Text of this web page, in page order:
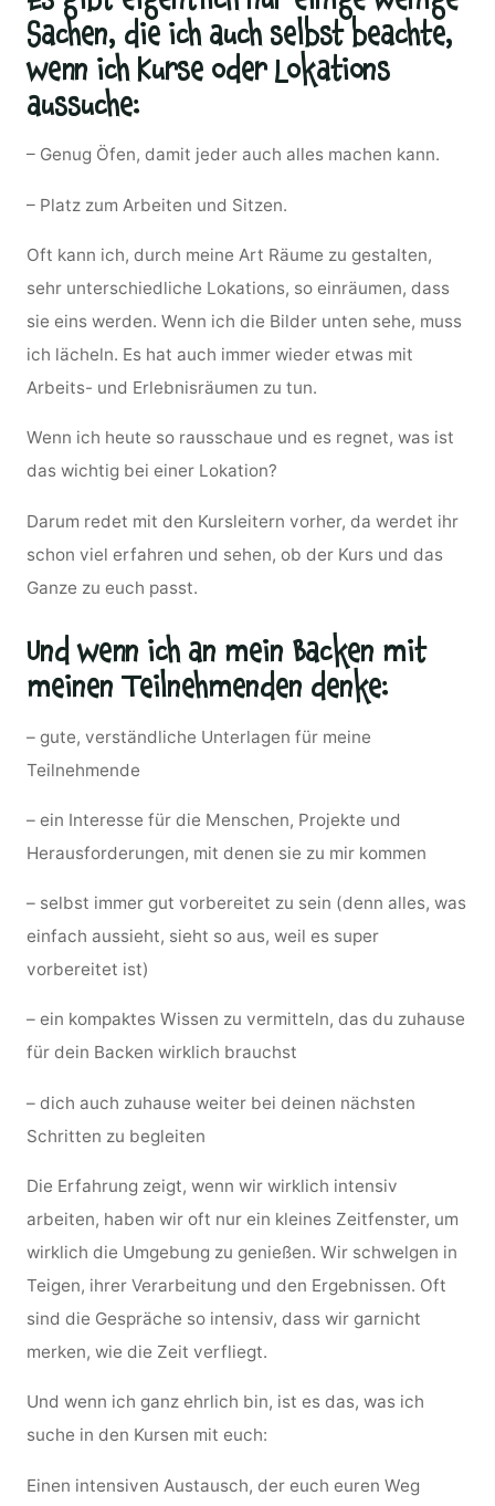
Sachen, die ich auch selbst beachte,
wenn ich Kurse oder Lokations
aussuche:
– Genug Öfen, damit jeder auch alles machen kann.
– Platz zum Arbeiten und Sitzen.
Oft kann ich, durch meine Art Räume zu gestalten,
sehr unterschiedliche Lokations, so einräumen, dass
sie eins werden. Wenn ich die Bilder unten sehe, muss
ich lächeln. Es hat auch immer wieder etwas mit
Arbeits- und Erlebnisräumen zu tun.
Wenn ich heute so rausschaue und es regnet, was ist
das wichtig bei einer Lokation?
Darum redet mit den Kursleitern vorher, da werdet ihr
schon viel erfahren und sehen, ob der Kurs und das
Ganze zu euch passt.
Und wenn ich an mein Backen mit
meinen Teilnehmenden denke:
– gute, verständliche Unterlagen für meine
Teilnehmende
– ein Interesse für die Menschen, Projekte und
Herausforderungen, mit denen sie zu mir kommen
– selbst immer gut vorbereitet zu sein (denn alles, was
einfach aussieht, sieht so aus, weil es super
vorbereitet ist)
– ein kompaktes Wissen zu vermitteln, das du zuhause
für dein Backen wirklich brauchst
– dich auch zuhause weiter bei deinen nächsten
Schritten zu begleiten
Die Erfahrung zeigt, wenn wir wirklich intensiv
arbeiten, haben wir oft nur ein kleines Zeitfenster, um
wirklich die Umgebung zu genießen. Wir schwelgen in
Teigen, ihrer Verarbeitung und den Ergebnissen. Oft
sind die Gespräche so intensiv, dass wir garnicht
merken, wie die Zeit verfliegt.
Und wenn ich ganz ehrlich bin, ist es das, was ich
suche in den Kursen mit euch:
Einen intensiven Austausch, der euch euren Weg